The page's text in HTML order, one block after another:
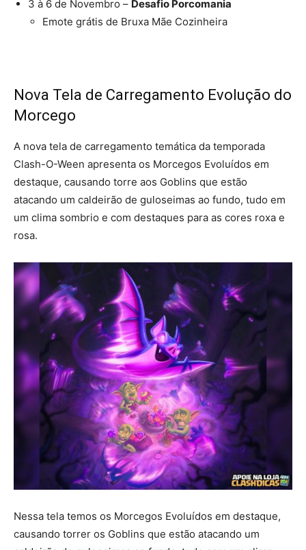
3 à 6 de Novembro – Desafio Porcomania
Emote grátis de Bruxa Mãe Cozinheira
Nova Tela de Carregamento Evolução do
Morcego
A nova tela de carregamento temática da temporada
Clash-O-Ween apresenta os Morcegos Evoluídos em
destaque, causando torre aos Goblins que estão
atacando um caldeirão de guloseimas ao fundo, tudo em
um clima sombrio e com destaques para as cores roxa e
rosa.
Nessa tela temos os Morcegos Evoluídos em destaque,
causando torrer os Goblins que estão atacando um